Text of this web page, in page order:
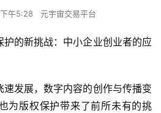
午5:28 元宇宙交易平台
的新挑战：中小企业创业者的应
速发展，数字内容的创作与传播变
为版权保护带来了前所未有的挑